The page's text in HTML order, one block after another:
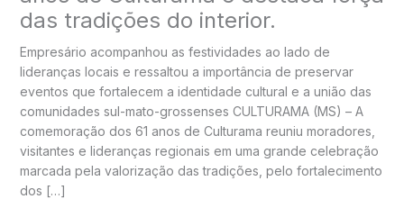
das tradições do interior.
Empresário acompanhou as festividades ao lado de
lideranças locais e ressaltou a importância de preservar
eventos que fortalecem a identidade cultural e a união das
comunidades sul-mato-grossenses CULTURAMA (MS) – A
comemoração dos 61 anos de Culturama reuniu moradores,
visitantes e lideranças regionais em uma grande celebração
marcada pela valorização das tradições, pelo fortalecimento
dos […]